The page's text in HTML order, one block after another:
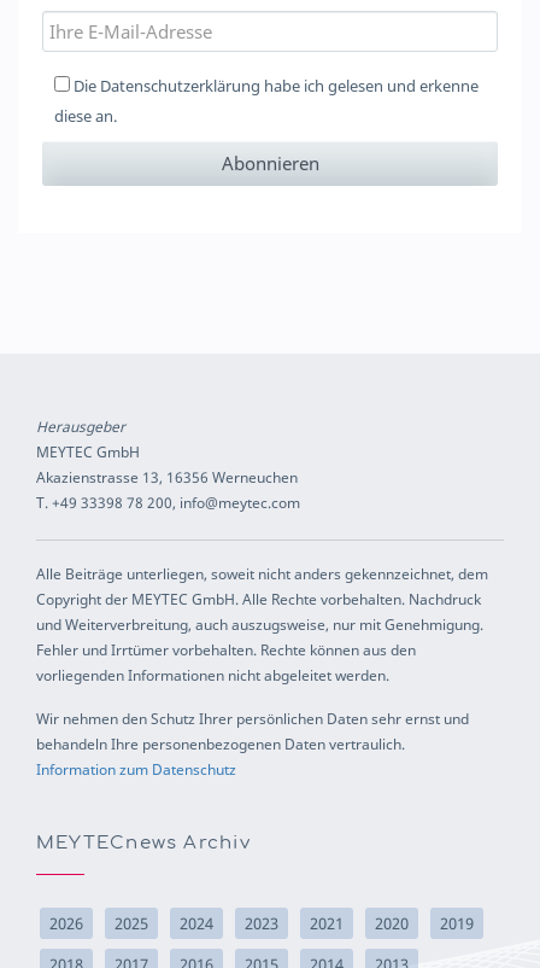
Die Datenschutzerklärung habe ich gelesen und erkenne
diese an.
Herausgeber
MEYTEC GmbH
Akazienstrasse 13, 16356 Werneuchen
T. +49 33398 78 200, info@meytec.com
Alle Beiträge unterliegen, soweit nicht anders gekennzeichnet, dem
Copyright der MEYTEC GmbH. Alle Rechte vorbehalten. Nachdruck
und Weiterverbreitung, auch auszugsweise, nur mit Genehmigung.
Fehler und Irrtümer vorbehalten. Rechte können aus den
vorliegenden Informationen nicht abgeleitet werden.
Wir nehmen den Schutz Ihrer persönlichen Daten sehr ernst und
behandeln Ihre personenbezogenen Daten vertraulich.
Information zum Datenschutz
MEYTECnews Archiv
2026 2025 2024 2023 2021 2020
2019